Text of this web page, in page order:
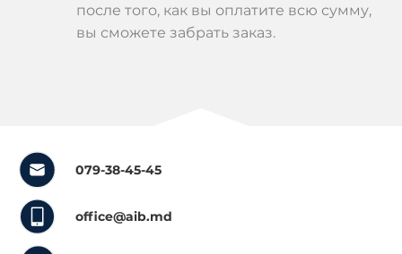
после того, как вы оплатите всю сумму,
вы сможете забрать заказ.
079-38-45-45
office@aib.md